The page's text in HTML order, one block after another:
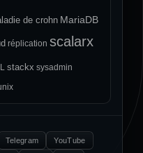
de crohn MariaDB
réplication scalarx
stackx sysadmin
Telegram YouTube